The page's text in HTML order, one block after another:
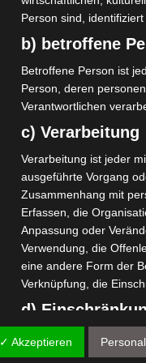
Person sind, identifiziert
b) betroffene
Betroffene Person ist
Person, deren
Verantwortlichen
c) Verarbeitung
Verarbeitung ist jeder
ausgeführte Vorgang
Zusammenhang mit
Erfassen, die
Anpassung oder
Verwendung, die
eine andere Form der
Verknüpfung, die
d)
Einschränkung der
✓ Akzeptieren